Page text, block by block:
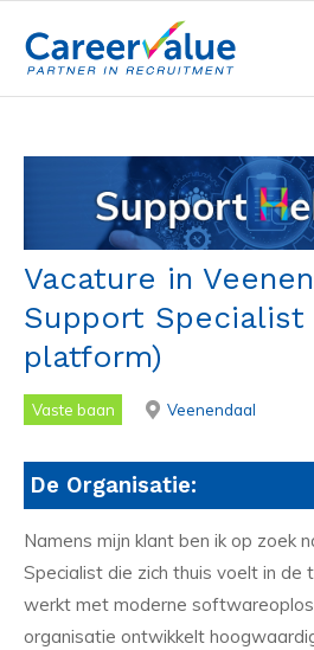
Vacature in
Support Specialist
platform)
Vaste baan Veenendaal
De Organisatie:
Namens mijn klant ben ik op zoek
Specialist die zich thuis voelt in de
werkt met moderne
organisatie ontwikkelt